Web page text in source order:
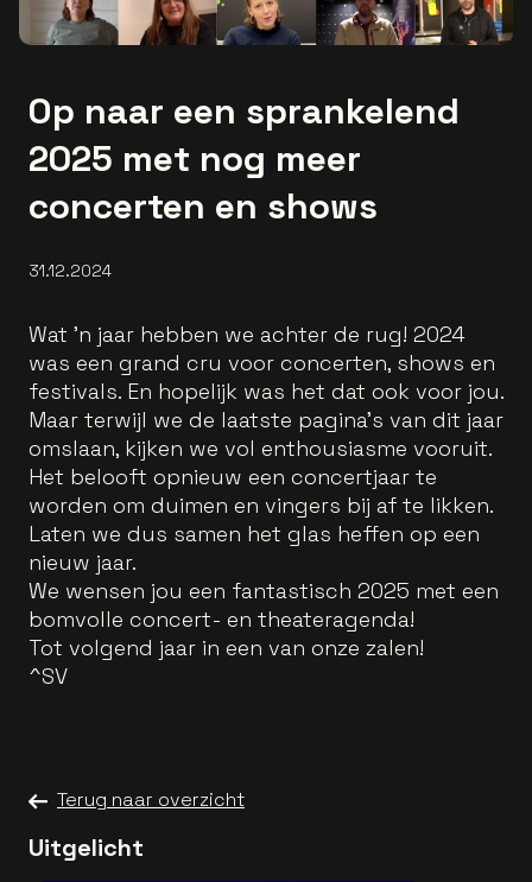
Op naar een sprankelend
2025 met nog meer
concerten en shows
31.12.2024
Wat 'n jaar hebben we achter de rug! 2024
was een grand cru voor concerten, shows en
festivals. En hopelijk was het dat ook voor jou.
Maar terwijl we de laatste pagina’s van dit jaar
omslaan, kijken we vol enthousiasme vooruit.
Het belooft opnieuw een concertjaar te
worden om duimen en vingers bij af te likken.
Laten we dus samen het glas heffen op een
nieuw jaar.
We wensen jou een fantastisch 2025 met een
bomvolle concert- en theateragenda!
Tot volgend jaar in een van onze zalen!
^SV
Terug naar overzicht
Uitgelicht